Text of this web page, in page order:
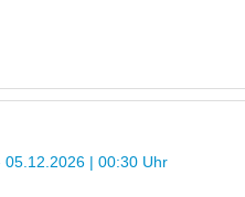
| 00:30 Uhr